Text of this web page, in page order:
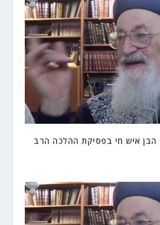
איש חי בפסיקת ההלכה הרב